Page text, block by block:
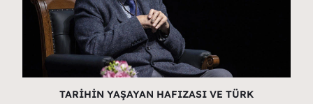
TARİHİN YAŞAYAN HAFIZASI VE TÜRK